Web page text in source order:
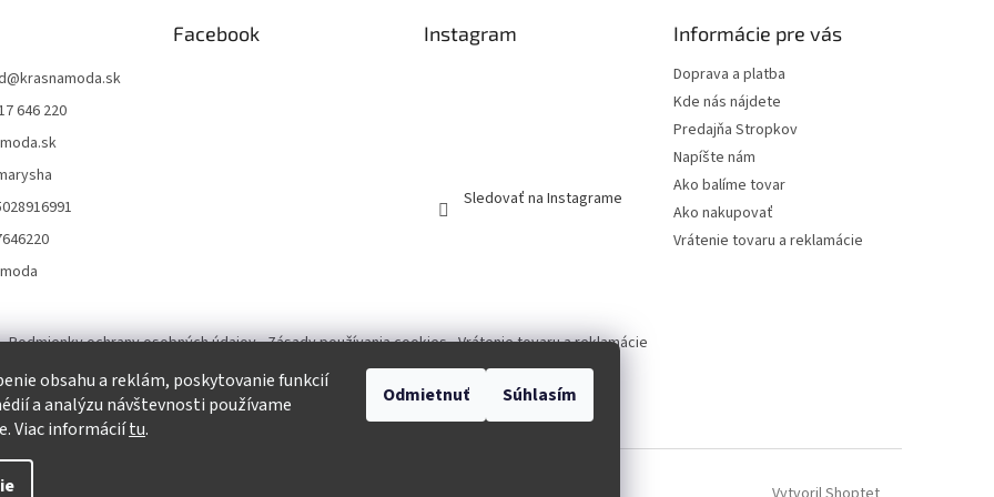
obsahu a reklám, poskytovanie funkcií
a analýzu návštevnosti používame
Viac informáciítu.
Odmietnuť Súhlasím
@krasnamoda.sk
646 220
Facebook Instagram
Sledovať na Instagrame
Informácie pre vás
Doprava a platba
Kde nás nájdete
Predajňa Stropkov
Napíšte nám
Ako balíme tovar
Ako nakupovať
Vrátenie tovaru a reklamácie
Podmienky ochrany osobných údajov Zásady používania cookies Vrátenie tovaru a reklamácie
Tvorba eshopu a SEO optimalizácia